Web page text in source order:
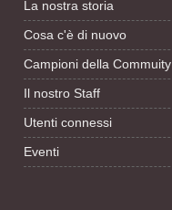
La nostra storia
Cosa c'è di nuovo
Campioni della Commuity
Il nostro Staff
Utenti connessi
Eventi